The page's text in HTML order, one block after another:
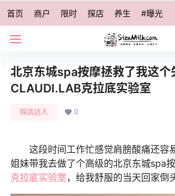
首页 商户 限时 探店 养生 #曝光
北京东城spa按摩拯救了我这
CLAUDI.LAB克拉底实验室
探店达人 0
这段时间工作忙感觉肩膀酸痛还容
姐妹带我去做了个高级的北京东城spa按
克拉底实验室，给我舒服的当天回家倒